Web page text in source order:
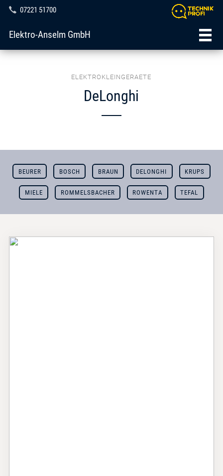
07221 51700
Elektro-Anselm GmbH
ELEKTROKLEINGERAETE
DeLonghi
BEURER BOSCH BRAUN DELONGHI KRUPS
MIELE ROMMELSBACHER ROWENTA TEFAL